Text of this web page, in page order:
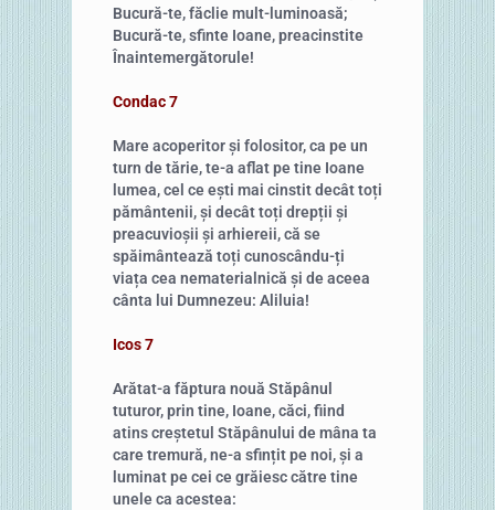
Bucură-te, făclie mult-luminoasă;
Bucură-te, sfinte Ioane, preacinstite
Înaintemergătorule!
Condac 7
Mare acoperitor și folositor, ca pe un
turn de tărie, te-a aflat pe tine Ioane
lumea, cel ce ești mai cinstit decât toți
pământenii, și decât toți drepții și
preacuvioșii și arhiereii, că se
spăimântează toți cunoscându-ți
viața cea nematerialnică și de aceea
cânta lui Dumnezeu: Aliluia!
Icos 7
Arătat-a făptura nouă Stăpânul
tuturor, prin tine, Ioane, căci, fiind
atins creștetul Stăpânului de mâna ta
care tremură, ne-a sfințit pe noi, și a
luminat pe cei ce grăiesc către tine
unele ca acestea: